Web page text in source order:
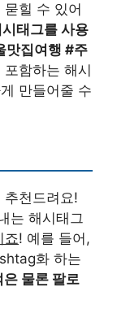
힐 수 있어
태그를 사용
맛집여행 #주
함하는 해시
만들어줄 수
추천드려요!
는 해시태그
죠! 예를 들어,
화 하는
물론 팔로